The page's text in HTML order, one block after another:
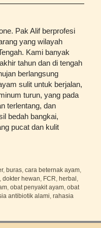
Pak Alif berprofesi
yang wilayah
Kami banyak
tahun dan di tengah
berlangsung
sulit untuk berjalan,
turun, yang pada
terlentang, dan
bedah bangkai,
pucat dan kulit
, buras cara beternak ayam
dokter hewan FCR herbal
obat penyakit ayam obat
antibiotik alami rahasia